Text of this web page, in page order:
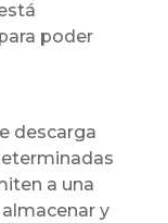
poder
descarga
a una
y